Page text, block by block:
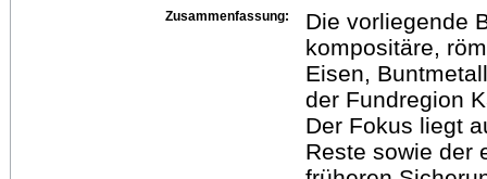
Zusammenfassung:
Die vorliegende
kompositäre,
Eisen,
der Fundregion
Der Fokus liegt
Reste sowie der